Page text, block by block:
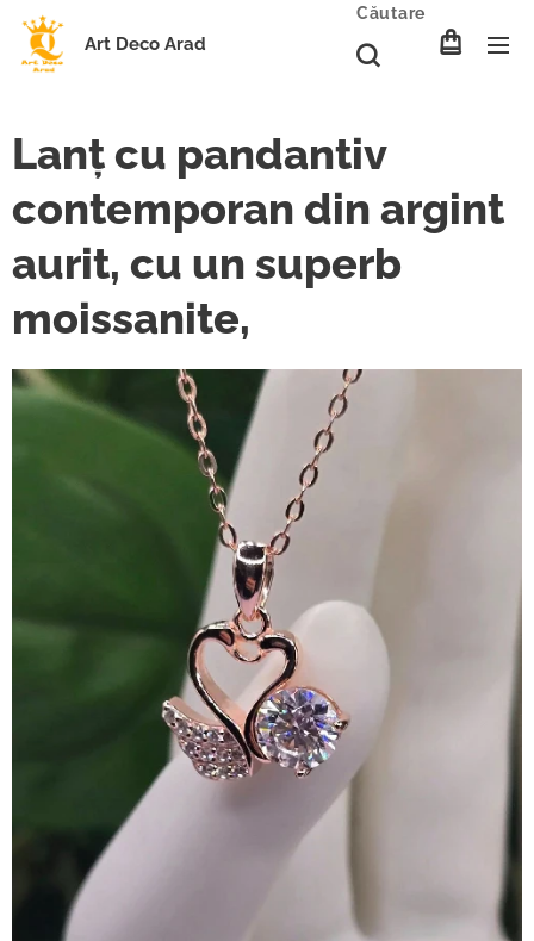
Art Deco Arad
Căutare
Lanț cu pandantiv
contemporan din argint
aurit, cu un superb
moissanite,